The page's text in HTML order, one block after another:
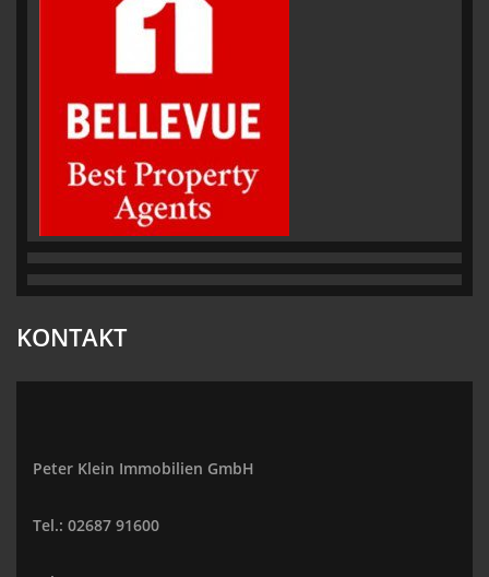
KONTAKT
Peter Klein Immobilien GmbH
Tel.: 02687 91600